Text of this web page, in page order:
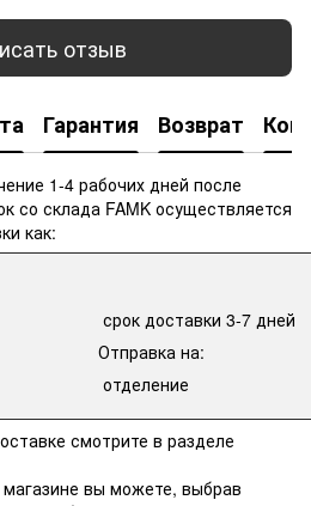
отзыв
Гарантия Возврат
1-4 рабочих дней после
со склада FAMK осуществляется
как:
срок доставки 3-7 дней
Отправка на:
отделение
смотрите в разделе
вы можете, выбрав